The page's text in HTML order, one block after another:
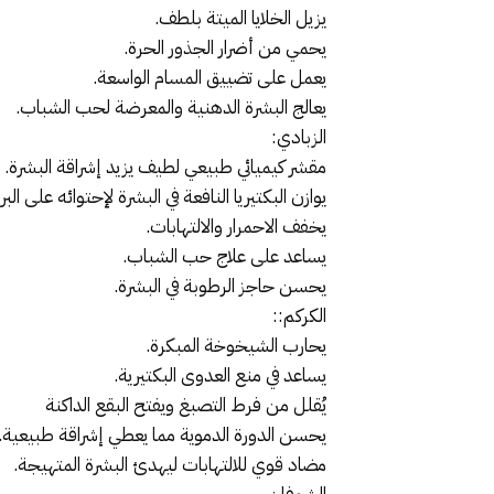
يزيل الخلايا الميتة بلطف.
يحمي من أضرار الجذور الحرة.
يعمل على تضييق المسام الواسعة.
يعالج البشرة الدهنية والمعرضة لحب الشباب.
الزبادي:
مقشر كيميائي طبيعي لطيف يزيد إشراقة البشرة.
يوازن البكتيريا النافعة في البشرة لإحتوائه على
يخفف الاحمرار والالتهابات.
يساعد على علاج حب الشباب.
يحسن حاجز الرطوبة في البشرة.
الكركم::
يحارب الشيخوخة المبكرة.
يساعد في منع العدوى البكتيرية.
يُقلل من فرط التصبغ ويفتح البقع الداكنة
يحسن الدورة الدموية مما يعطي إشراقة طبيعية.
مضاد قوي للالتهابات ليهدئ البشرة المتهيجة.